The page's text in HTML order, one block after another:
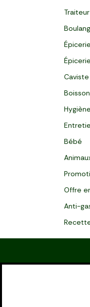
Traiteur
Caviste
Bébé
Offre
Anti-